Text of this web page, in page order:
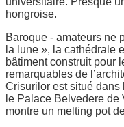
hongroise.
Baroque - amateurs ne
la lune », la cathédrale
bâtiment construit pour
remarquables de
Crisurilor est situé
le Palace Belvedere
montre un melting pot